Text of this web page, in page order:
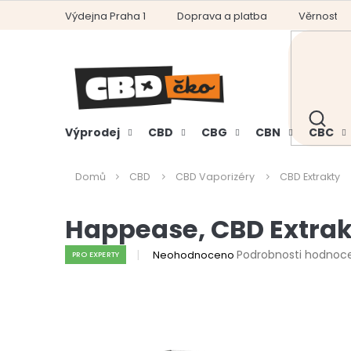
Výdejna Praha 1 Doprava a platba Věrnostní
HLEDAT
Výprodej CBD CBG CBN CBC
Domů CBD CBD Vaporizéry CBD Extrakty
Happease, CBD
PRO EXPERTY
Průměrné
Neohodnoceno Podrobnosti